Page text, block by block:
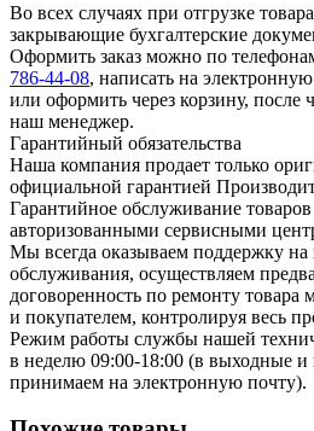
Во всех случаях при отгрузке
закрывающие бухгалтерские
Оформить заказ можно по
786-44-08, написать на
или оформить через корзину, после
наш менеджер.
Гарантийный обязательства
Наша компания продает только
официальной гарантией
Гарантийное обслуживание товаров
авторизованными сервисными
Мы всегда оказываем поддержку на
обслуживания, осуществляем
договоренность по ремонту
и покупателем, контролируя весь
Режим работы службы нашей
в неделю 09:00-18:00 (в выходные
принимаем на электронную почту).